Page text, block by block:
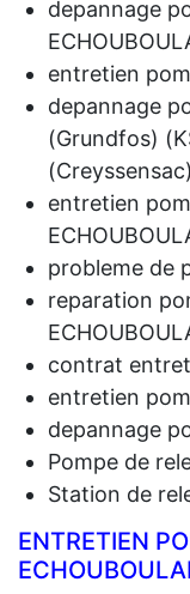
depannage
entretien
depannage
(Grundfos)
entretien
probleme de
reparation
contrat
entretien
depannage
Pompe de
Station de
ENTRETIEN